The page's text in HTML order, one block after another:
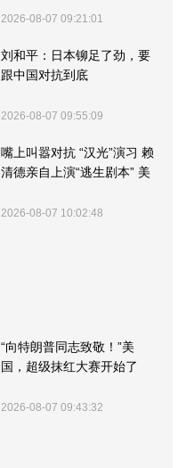
2026-08-07 09:21:01
刘和平：日本铆足了劲，要
跟中国对抗到底
2026-08-07 09:55:09
嘴上叫嚣对抗 “汉光”演习 赖
清德亲自上演“逃生剧本” 美
2026-08-07 10:02:48
“向特朗普同志致敬！”美
国，超级抹红大赛开始了
2026-08-07 09:43:32